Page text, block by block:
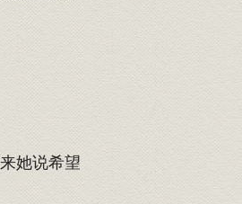
她说希望